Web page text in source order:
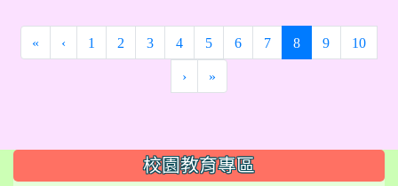
« ‹ 1 2 3 4 5 6 7 8(current)
9 10
› »
::: 校園教育專區